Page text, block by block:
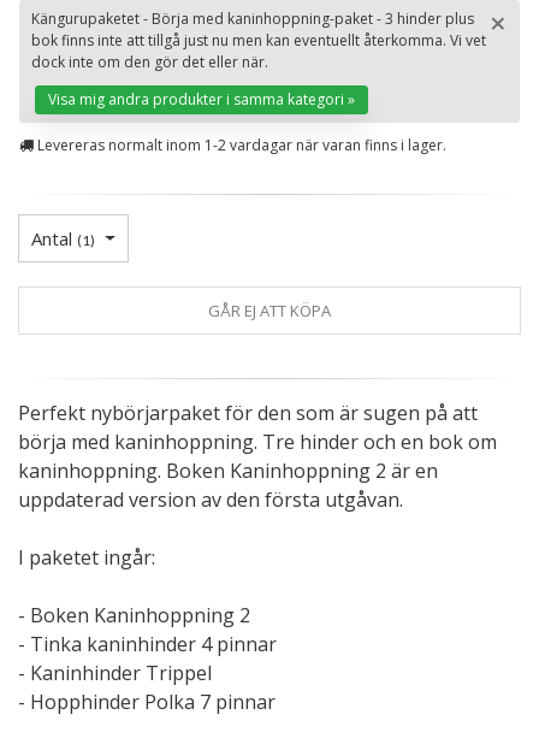
×
Kängurupaketet - Börja med kaninhoppning-paket - 3 hinder plus
bok finns inte att tillgå just nu men kan eventuellt återkomma. Vi vet
dock inte om den gör det eller när.
Visa mig andra produkter i samma kategori »
Levereras normalt inom 1-2 vardagar när varan finns i lager.
Antal (1)
GÅR EJ ATT KÖPA
Perfekt nybörjarpaket för den som är sugen på att
börja med kaninhoppning. Tre hinder och en bok om
kaninhoppning. Boken Kaninhoppning 2 är en
uppdaterad version av den första utgåvan.
I paketet ingår:
- Boken Kaninhoppning 2
- Tinka kaninhinder 4 pinnar
- Kaninhinder Trippel
- Hopphinder Polka 7 pinnar